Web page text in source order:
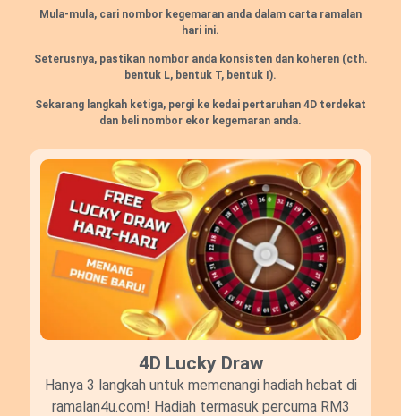
Mula-mula, cari nombor kegemaran anda dalam carta ramalan
hari ini.
Seterusnya, pastikan nombor anda konsisten dan koheren (cth.
bentuk L, bentuk T, bentuk I).
Sekarang langkah ketiga, pergi ke kedai pertaruhan 4D terdekat
dan beli nombor ekor kegemaran anda.
4D Lucky Draw​
Hanya 3 langkah untuk memenangi hadiah hebat di
ramalan4u.com! Hadiah termasuk percuma RM3